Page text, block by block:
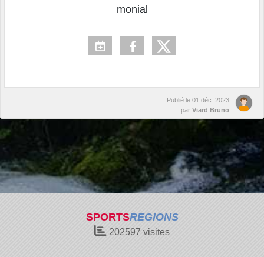
monial
Publié le 01 déc. 2023
par Viard Bruno
SPORTSREGIONS
202597 visites